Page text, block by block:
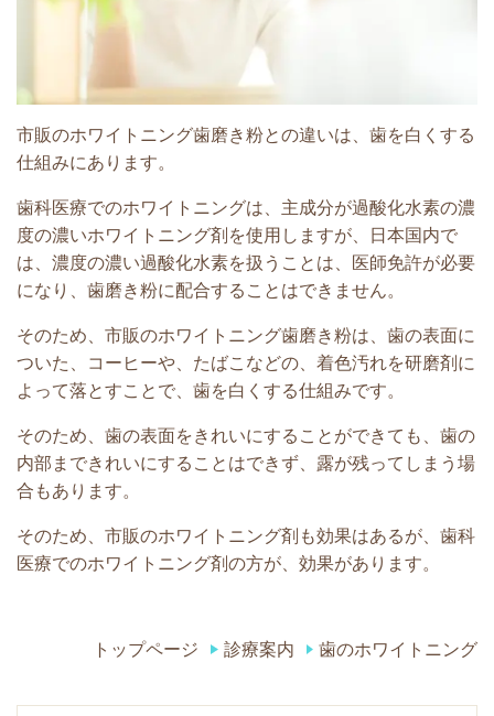
市販のホワイトニング歯磨き粉との違いは、歯を白くする
仕組みにあります。
歯科医療でのホワイトニングは、主成分が過酸化水素の濃
度の濃いホワイトニング剤を使用しますが、日本国内で
は、濃度の濃い過酸化水素を扱うことは、医師免許が必要
になり、歯磨き粉に配合することはできません。
そのため、市販のホワイトニング歯磨き粉は、歯の表面に
ついた、コーヒーや、たばこなどの、着色汚れを研磨剤に
よって落とすことで、歯を白くする仕組みです。
そのため、歯の表面をきれいにすることができても、歯の
内部まできれいにすることはできず、露が残ってしまう場
合もあります。
そのため、市販のホワイトニング剤も効果はあるが、歯科
医療でのホワイトニング剤の方が、効果があります。
トップページ 診療案内 歯のホワイトニング